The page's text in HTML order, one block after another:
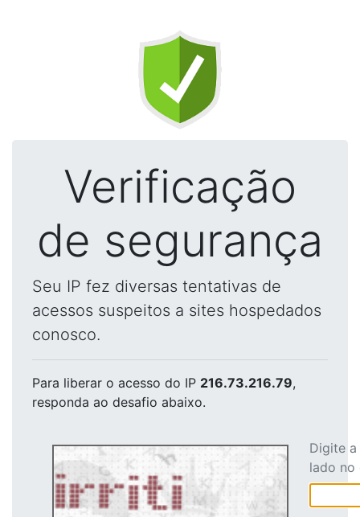
Verificação
de segurança
Seu IP fez diversas tentativas de
acessos suspeitos a sites hospedados
conosco.
Para liberar o acesso do IP 216.73.216.79,
responda ao desafio abaixo.
Digite
lado no